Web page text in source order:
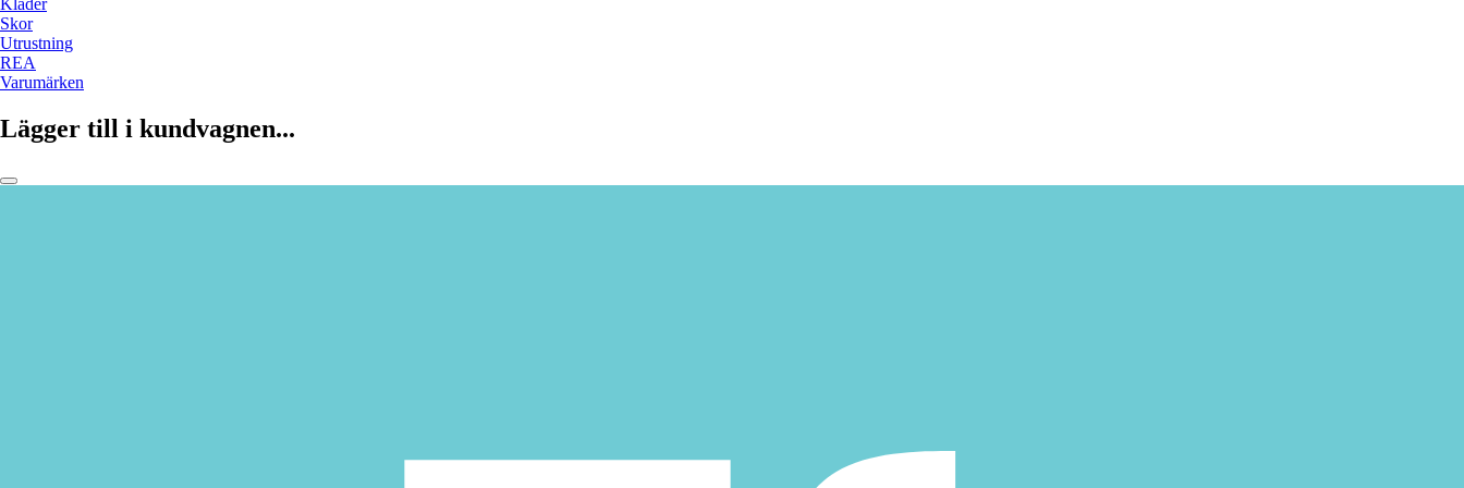
Kläder
Skor
Utrustning
REA
Varumärken
Lägger till i kundvagnen...